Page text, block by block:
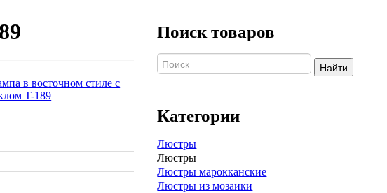
Поиск товаров
Найти
Категории
Люстры
Люстры
Люстры марокканские
Люстры из мозаики